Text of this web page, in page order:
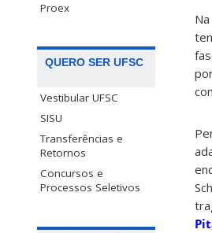
Proex
QUERO SER UFSC
Vestibular UFSC
SISU
Transferências e
Retornos
Concursos e
Processos Seletivos